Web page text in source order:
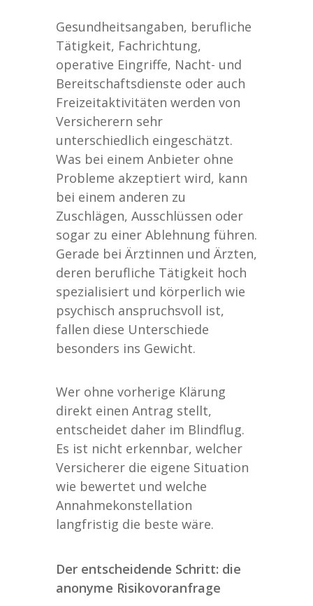
Gesundheitsangaben, berufliche
Tätigkeit, Fachrichtung,
operative Eingriffe, Nacht- und
Bereitschaftsdienste oder auch
Freizeitaktivitäten werden von
Versicherern sehr
unterschiedlich eingeschätzt.
Was bei einem Anbieter ohne
Probleme akzeptiert wird, kann
bei einem anderen zu
Zuschlägen, Ausschlüssen oder
sogar zu einer Ablehnung führen.
Gerade bei Ärztinnen und Ärzten,
deren berufliche Tätigkeit hoch
spezialisiert und körperlich wie
psychisch anspruchsvoll ist,
fallen diese Unterschiede
besonders ins Gewicht.
Wer ohne vorherige Klärung
direkt einen Antrag stellt,
entscheidet daher im Blindflug.
Es ist nicht erkennbar, welcher
Versicherer die eigene Situation
wie bewertet und welche
Annahmekonstellation
langfristig die beste wäre.
Der entscheidende Schritt: die
anonyme Risikovoranfrage